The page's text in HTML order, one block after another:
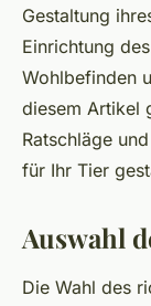
Gestaltung
Einrichtung
Wohlbefinden
diesem Artikel
Ratschläge
für Ihr Tier
Auswahl
Die Wahl des